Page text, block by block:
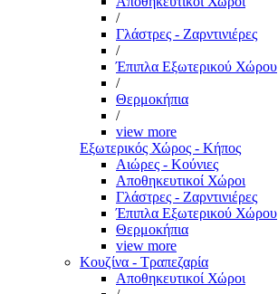
/
Γλάστρες - Ζαρντινιέρες
/
Έπιπλα Εξωτερικού Χώρου
/
Θερμοκήπια
/
view more
Εξωτερικός Χώρος - Κήπος
Αιώρες - Κούνιες
Αποθηκευτικοί Χώροι
Γλάστρες - Ζαρντινιέρες
Έπιπλα Εξωτερικού Χώρου
Θερμοκήπια
view more
Κουζίνα - Τραπεζαρία
Αποθηκευτικοί Χώροι